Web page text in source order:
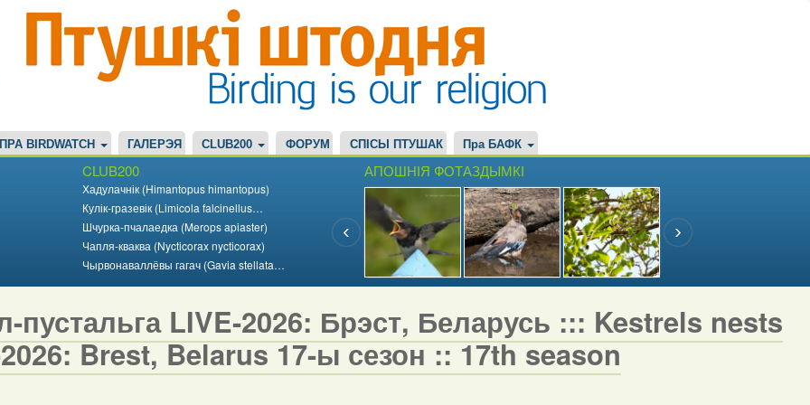
ПРА BIRDWATCH ГАЛЕРЭЯ CLUB200 ФОРУМ СПІСЫ ПТУШАК Пра БАФК
CLUB200
Хадулачнік (Himantopus himantopus)
Кулік-гразевік (Limicola falcinellus…
Шчурка-пчалаедка (Merops apiaster)
Чапля-кваква (Nycticorax nycticorax)
Чырвонаваллёвы гагач (Gavia stellata…
АПОШНІЯ ФОТАЗДЫМКІ
пустальга LIVE-2026: Брэст, Беларусь ::: Kestrels nests
Brest, Belarus 17-ы сезон :: 17th season